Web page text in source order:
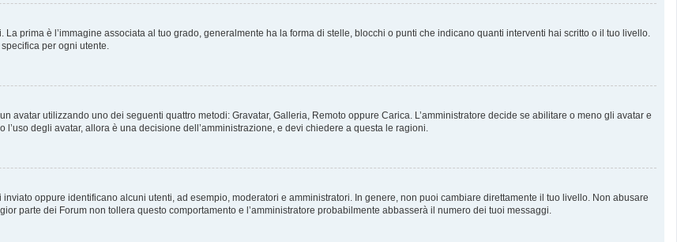
prima è l’immagine associata al tuo grado, generalmente ha la forma di stelle, blocchi o punti che indicano quanti interventi hai scritto o il tuo livello.
per ogni utente.
avatar utilizzando uno dei seguenti quattro metodi: Gravatar, Galleria, Remoto oppure Carica. L’amministratore decide se abilitare o meno gli avatar e
degli avatar, allora è una decisione dell’amministrazione, e devi chiedere a questa le ragioni.
oppure identificano alcuni utenti, ad esempio, moderatori e amministratori. In genere, non puoi cambiare direttamente il tuo livello. Non abusare
parte dei Forum non tollera questo comportamento e l’amministratore probabilmente abbasserà il numero dei tuoi messaggi.